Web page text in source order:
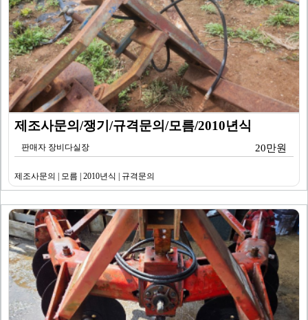
제조사문의/쟁기/규격문의/모름/2010년식
판매자 장비다실장 20만원
제조사문의 | 모름 | 2010년식 | 규격문의